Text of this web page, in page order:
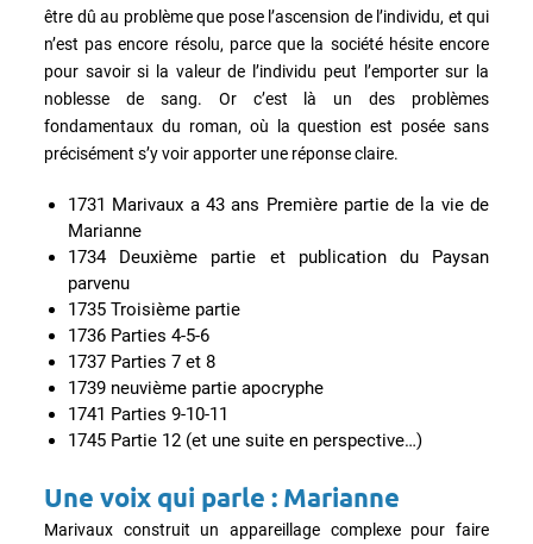
être dû au problème que pose l’ascension de l’individu, et qui
n’est pas encore résolu, parce que la société hésite encore
pour savoir si la valeur de l’individu peut l’emporter sur la
noblesse de sang. Or c’est là un des problèmes
fondamentaux du roman, où la question est posée sans
précisément s’y voir apporter une réponse claire.
1731 Marivaux a 43 ans Première partie de la vie de
Marianne
1734 Deuxième partie et publication du Paysan
parvenu
1735 Troisième partie
1736 Parties 4-5-6
1737 Parties 7 et 8
1739 neuvième partie apocryphe
1741 Parties 9-10-11
1745 Partie 12 (et une suite en perspective…)
Une voix qui parle : Marianne
Marivaux construit un appareillage complexe pour faire